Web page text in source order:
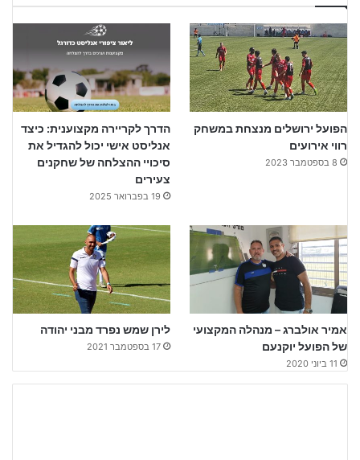
הפועל ירושלים מנצחת במשחק
רווי אירועים
8 בספטמבר 2023
הדרך לקריירה מקצוענית: כיצד
אנליסט אישי יכול להגדיל את
סיכויי ההצלחה של שחקנים
צעירים
19 בפברואר 2025
אמיר אולברג – מנהלה המקצועי
של הפועל יוקנעם
11 ביוני 2020
לירן שמש נפרד מבני יהודה
17 בספטמבר 2021